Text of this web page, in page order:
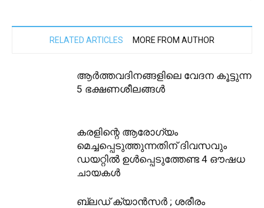
RELATED ARTICLES MORE FROM AUTHOR
ആർത്തവദിനങ്ങളിലെ വേദന കൂട്ടുന്ന
5 ഭക്ഷണശീലങ്ങൾ
കരളിന്റെ ആരോഗ്യം
മെച്ചപ്പെടുത്തുന്നതിന് ദിവസവും
ഡയറ്റിൽ ഉൾപ്പെടുത്തേണ്ട 4 ഔഷധ
ചായകൾ
ബ്ലഡ് ക്യാൻസർ ; ശരീരം